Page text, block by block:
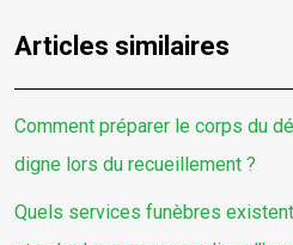
Articles similaires
Comment préparer le corps du
digne lors du recueillement ?
Quels services funèbres